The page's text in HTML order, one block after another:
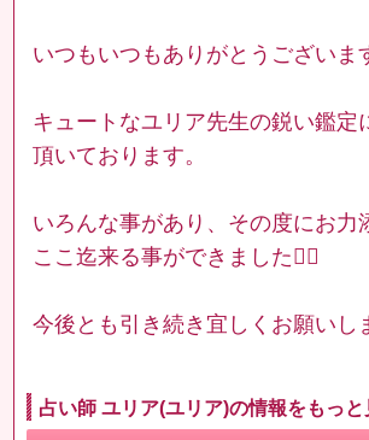
いつもいつもありがとうございま
キュートなユリア先生の鋭い鑑定
頂いております。
いろんな事があり、その度にお力
ここ迄来る事ができました🙇‍♂️
今後とも引き続き宜しくお願いし
占い師 ユリア(ユリア)の情報をもっと